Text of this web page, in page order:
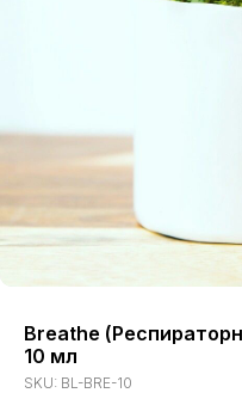
Breathe
10 мл
SKU: BL-BRE-10